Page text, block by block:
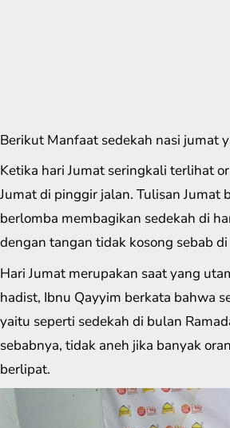
Berikut Manfaat sedekah nasi jumat
Ketika hari Jumat seringkali terlihat
Jumat di pinggir jalan. Tulisan Jumat
berlomba membagikan sedekah di
dengan tangan tidak kosong sebab
Hari Jumat merupakan saat yang
hadist, Ibnu Qayyim berkata bahwa
yaitu seperti sedekah di bulan
sebabnya, tidak aneh jika banyak
berlipat.